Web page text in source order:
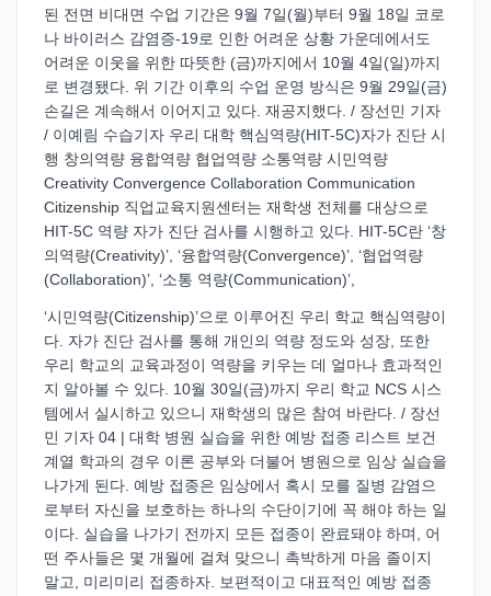
된 전면 비대면 수업 기간은 9월 7일(월)부터 9월 18일 코로
나 바이러스 감염증-19로 인한 어려운 상황 가운데에서도
어려운 이웃을 위한 따뜻한 (금)까지에서 10월 4일(일)까지
로 변경됐다. 위 기간 이후의 수업 운영 방식은 9월 29일(금)
손길은 계속해서 이어지고 있다. 재공지했다. / 장선민 기자
/ 이예림 수습기자 우리 대학 핵심역량(HIT-5C)자가 진단 시
행 창의역량 융합역량 협업역량 소통역량 시민역량
Creativity Convergence Collaboration Communication
Citizenship 직업교육지원센터는 재학생 전체를 대상으로
HIT-5C 역량 자가 진단 검사를 시행하고 있다. HIT-5C란 ‘창
의역량(Creativity)’, ‘융합역량(Convergence)’, ‘협업역량
(Collaboration)’, ‘소통 역량(Communication)’,
‘시민역량(Citizenship)’으로 이루어진 우리 학교 핵심역량이
다. 자가 진단 검사를 통해 개인의 역량 정도와 성장, 또한
우리 학교의 교육과정이 역량을 키우는 데 얼마나 효과적인
지 알아볼 수 있다. 10월 30일(금)까지 우리 학교 NCS 시스
템에서 실시하고 있으니 재학생의 많은 참여 바란다. / 장선
민 기자 04 | 대학 병원 실습을 위한 예방 접종 리스트 보건
계열 학과의 경우 이론 공부와 더불어 병원으로 임상 실습을
나가게 된다. 예방 접종은 임상에서 혹시 모를 질병 감염으
로부터 자신을 보호하는 하나의 수단이기에 꼭 해야 하는 일
이다. 실습을 나가기 전까지 모든 접종이 완료돼야 하며, 어
떤 주사들은 몇 개월에 걸쳐 맞으니 촉박하게 마음 졸이지
말고, 미리미리 접종하자. 보편적이고 대표적인 예방 접종